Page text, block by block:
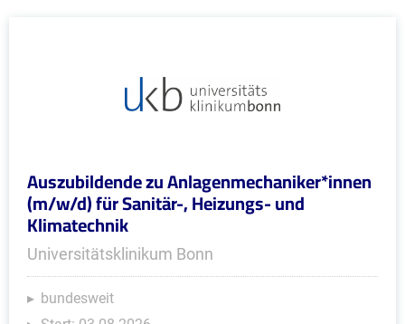
Auszubildende zu Anlagenmechaniker*innen
(m/w/d) für Sanitär-, Heizungs- und
Klimatechnik
Universitätsklinikum Bonn
bundesweit